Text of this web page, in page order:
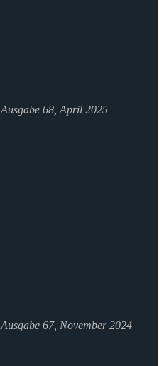
Ausgabe 68, April 2025
Ausgabe 67, November 2024